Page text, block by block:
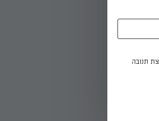
תנובה